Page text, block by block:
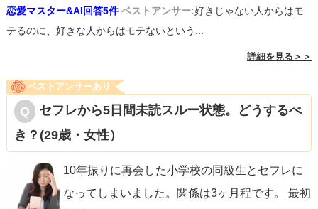
恋愛マスター&AI回答5件 ベストアンサー:好きじゃない人からはモ
テるのに、好きな人からはモテないという...
詳細を見る＞＞
ベストアンサーあり
セフレから5日間未読スルー状態。どうするべ
き？(29歳・女性）
10年振りに再会した小学校の同級生とセフレに
なってしまいました。関係は3ヶ月程です。 最初